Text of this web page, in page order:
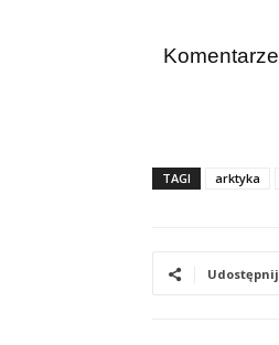
Komentarze
TAGI arktyka
Udostępnij